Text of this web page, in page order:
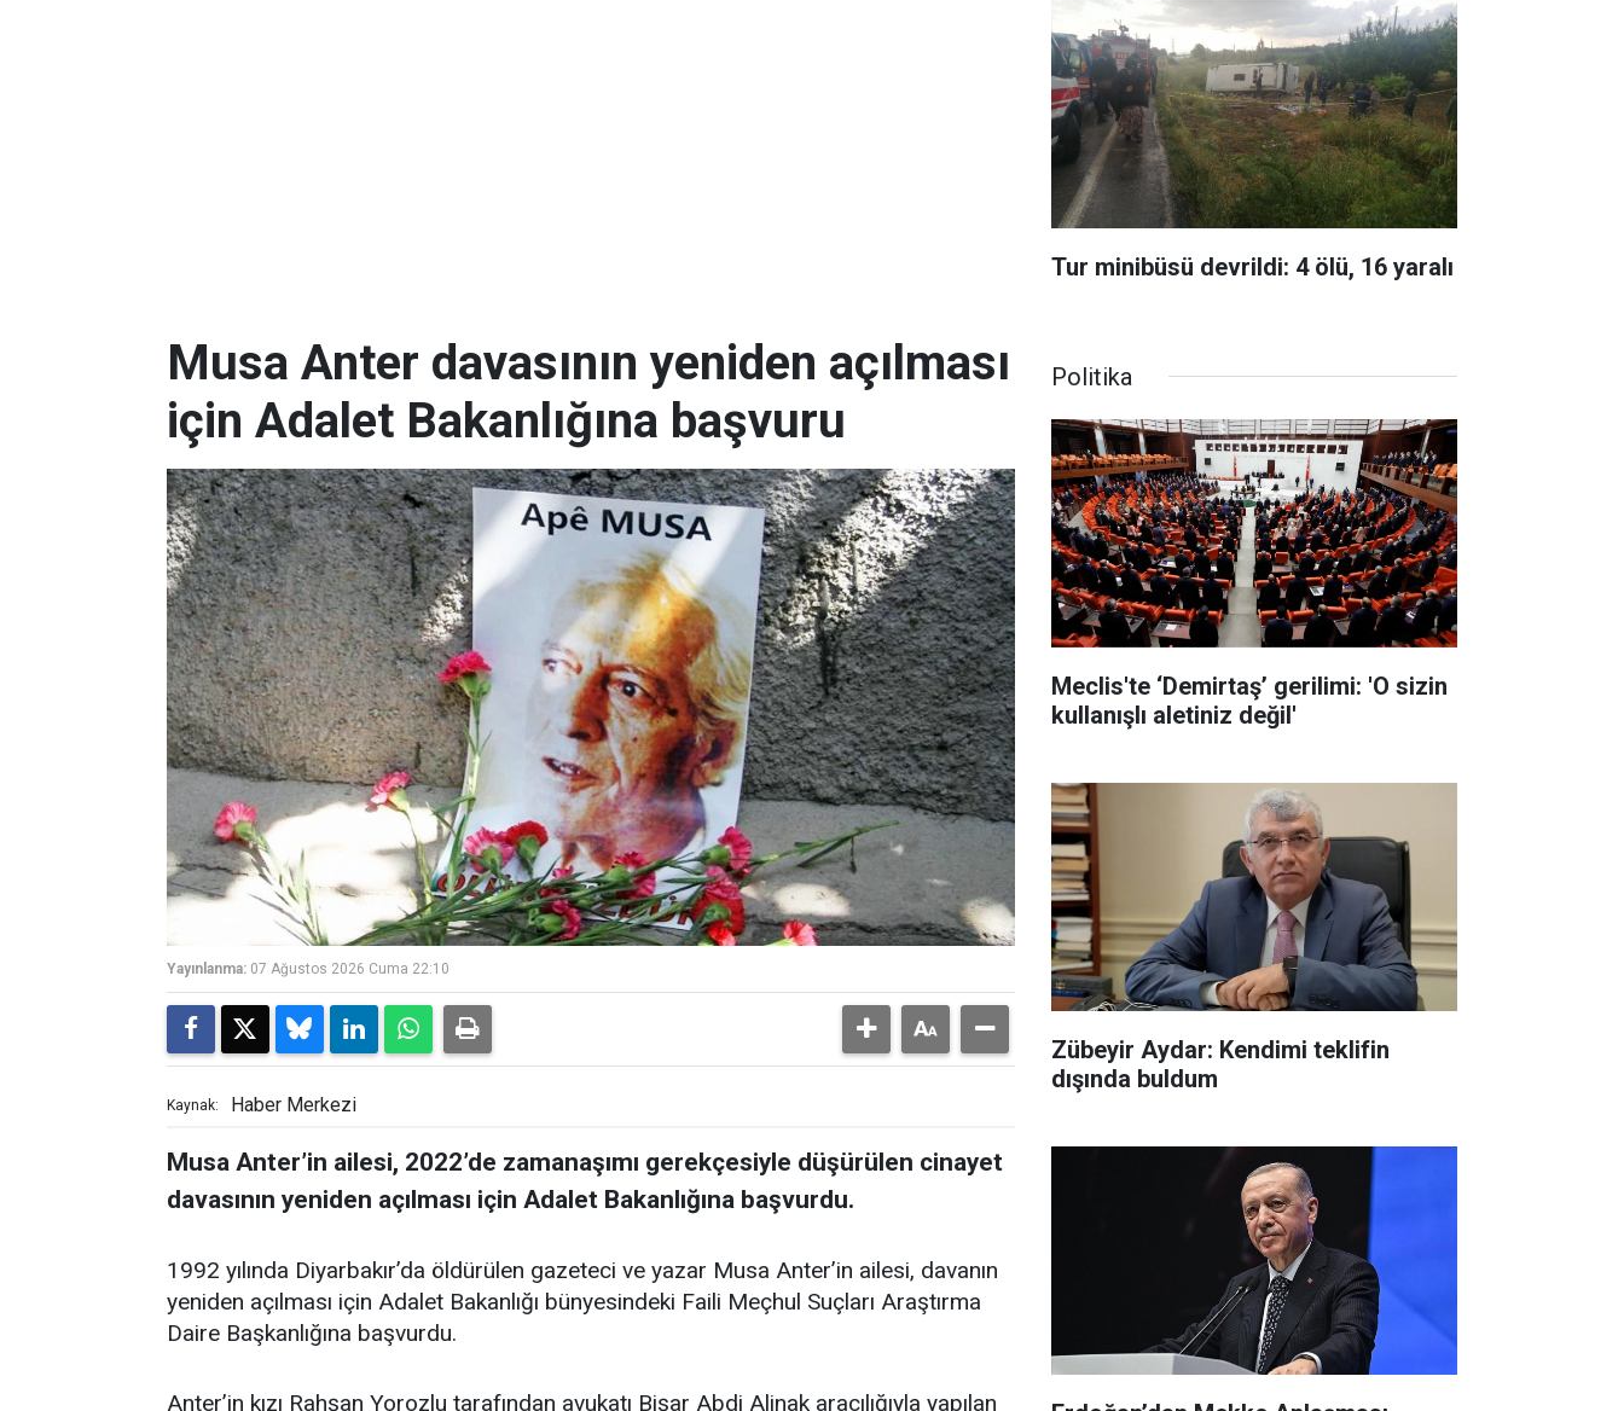
Tur minibüsü devrildi: 4 ölü, 16 yaralı
Musa Anter davasının yeniden açılması
için Adalet Bakanlığına başvuru
Yayınlanma: 07 Ağustos 2026 Cuma 22:10
Kaynak: Haber Merkezi
Musa Anter’in ailesi, 2022’de zamanaşımı gerekçesiyle düşürülen cinayet
davasının yeniden açılması için Adalet Bakanlığına başvurdu.
1992 yılında Diyarbakır’da öldürülen gazeteci ve yazar Musa Anter’in ailesi, davanın
yeniden açılması için Adalet Bakanlığı bünyesindeki Faili Meçhul Suçları Araştırma
Daire Başkanlığına başvurdu.
Anter’in kızı Rahşan Yorozlu tarafından avukatı Bişar Abdi Alinak aracılığıyla yapılan
Politika
Meclis'te ‘Demirtaş’ gerilimi: 'O sizin
kullanışlı aletiniz değil'
Zübeyir Aydar: Kendimi teklifin
dışında buldum